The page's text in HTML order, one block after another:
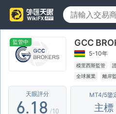
監管中 GCC
5-10年
模里西斯監管
全球展業
離岸
天眼評分
1
2
3
4
5
6.
0
1
3
4
5
7
8 /10
MT4/5鑒
主標